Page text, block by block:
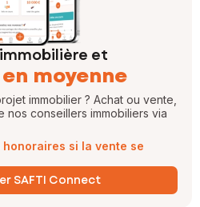
et
moyenne
immobilier ? Achat ou vente,
conseillers immobiliers via
si la vente se
SAFTI Connect